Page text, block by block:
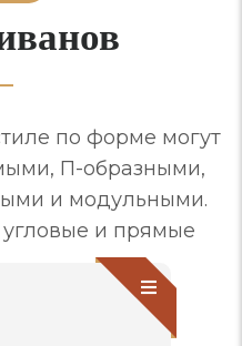
по форме могут
П-образными,
и модульными.
и прямые